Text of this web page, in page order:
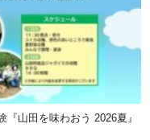
山田を味わおう 2026夏』